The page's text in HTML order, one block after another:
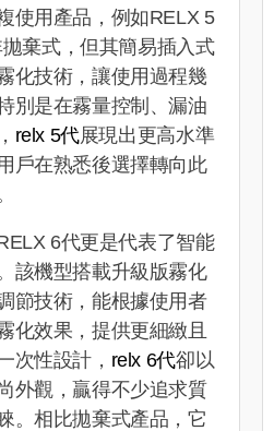
使用產品，例如RELX 5
棄式，但其簡易插入式
化技術，讓使用過程幾
別是在霧量控制、漏油
relx 5代展現出更高水準
戶在熟悉後選擇轉向此
6代更是代表了智能
該機型搭載升級版霧化
節技術，能根據使用者
化效果，提供更細緻且
次性設計， relx 6代卻以
外觀，贏得不少追求質
。相比拋棄式產品，它